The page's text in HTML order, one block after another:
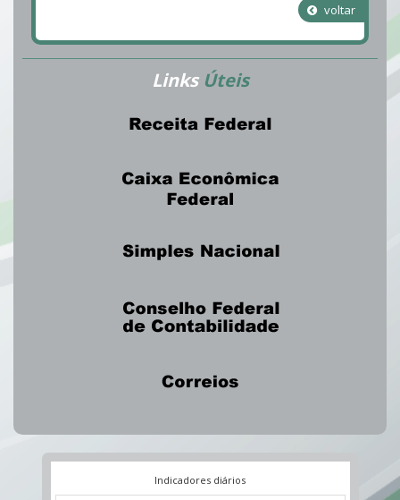
voltar
Links Úteis
Indicadores diários